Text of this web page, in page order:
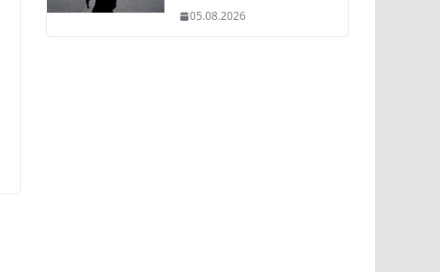
05.08.2026